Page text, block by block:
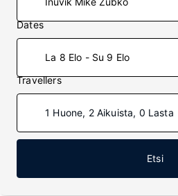
Dates
La 8 Elo - Su 9 Elo
Travellers
1 Huone, 2 Aikuista, 0 Lasta
Etsi